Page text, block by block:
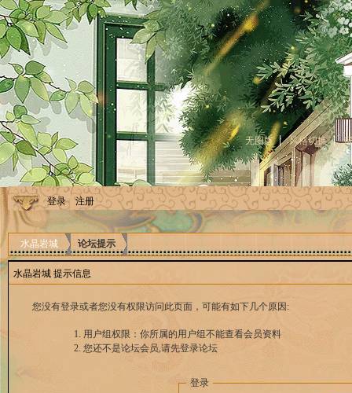
无图版 风格切换
登录 注册
水晶岩城 论坛提示
水晶岩城 提示信息
您没有登录或者您没有权限访问此页面，可能有如下几个原因:
用户组权限：你所属的用户组不能查看会员资料
您还不是论坛会员,请先登录论坛
登录